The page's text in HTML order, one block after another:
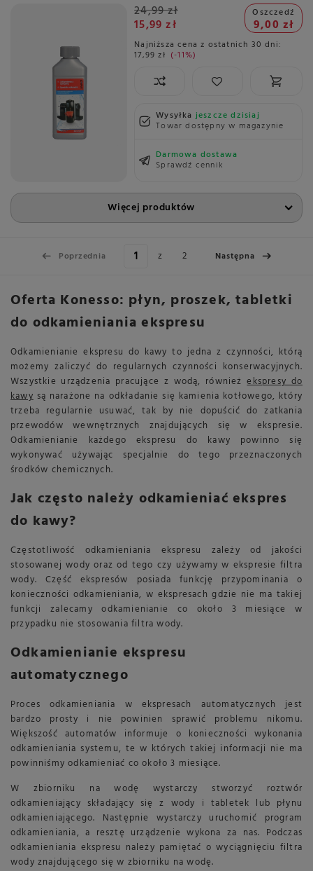
24,99 zł
15,99 zł
Oszczedź
9,00 zł
Najniższa cena z ostatnich 30 dni:
17,99 zł -11%
Wysyłkajeszcze dzisiaj
Towar dostępny w magazynie
Darmowa dostawa
Sprawdź cennik
Więcej produktów
Poprzednia z 2 Następna
Oferta Konesso: płyn, proszek, tabletki
do odkamieniania ekspresu
Odkamienianie ekspresu do kawy to jedna z czynności, którą
możemy zaliczyć do regularnych czynności konserwacyjnych.
Wszystkie urządzenia pracujące z wodą, równieżekspresy do
kawysą narażone na odkładanie się kamienia kotłowego, który
trzeba regularnie usuwać, tak by nie dopuścić do zatkania
przewodów wewnętrznych znajdujących się w ekspresie.
Odkamienianie każdego ekspresu do kawy powinno się
wykonywać używając specjalnie do tego przeznaczonych
środków chemicznych.
Jak często należy odkamieniać ekspres
do kawy?
Częstotliwość odkamieniania ekspresu zależy od jakości
stosowanej wody oraz od tego czy używamy w ekspresie filtra
wody. Część ekspresów posiada funkcję przypominania o
konieczności odkamieniania, w ekspresach gdzie nie ma takiej
funkcji zalecamy odkamienianie co około 3 miesiące w
przypadku nie stosowania filtra wody.
Odkamienianie ekspresu
automatycznego
Proces odkamieniania w ekspresach automatycznych jest
bardzo prosty i nie powinien sprawić problemu nikomu.
Większość automatów informuje o konieczności wykonania
odkamieniania systemu, te w których takiej informacji nie ma
powinniśmy odkamieniać co około 3 miesiące.
W zbiorniku na wodę wystarczy stworzyć roztwór
odkamieniający składający się z wody i tabletek lub płynu
odkamieniającego. Następnie wystarczy uruchomić program
odkamieniania, a resztę urządzenie wykona za nas. Podczas
odkamieniania ekspresu należy pamiętać o wyciągnięciu filtra
wody znajdującego się w zbiorniku na wodę.